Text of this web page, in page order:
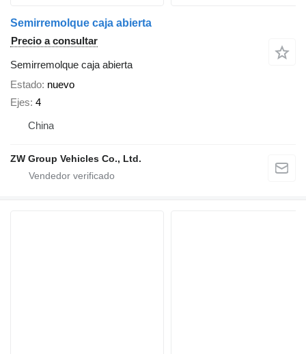
Semirremolque caja abierta
Precio a consultar
Semirremolque caja abierta
Estado nuevo
Ejes 4
China
ZW Group Vehicles Co., Ltd.